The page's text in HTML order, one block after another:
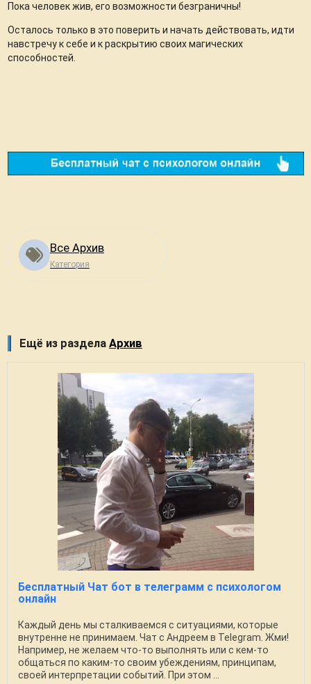
Пока человек жив, его возможности безграничны!
Осталось только в это поверить и начать действовать, идти
навстречу к себе и к раскрытию своих магических
способностей.
Все Архив
Категория
Ещё из раздела Архив
Бесплатный Чат бот в телеграмм с психологом
онлайн
Каждый день мы сталкиваемся с ситуациями, которые
внутренне не принимаем. Чат с Андреем в Telegram. Жми!
Например, не желаем что-то выполнять или с кем-то
общаться по каким-то своим убеждениям, принципам,
своей интерпретации событий. При этом ...